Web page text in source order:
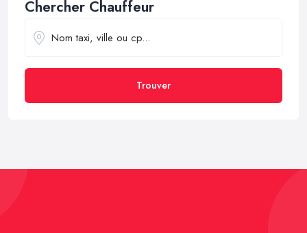
Chercher Chauffeur
Trouver